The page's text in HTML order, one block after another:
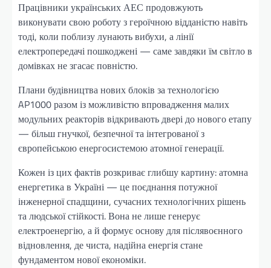
Працівники українських АЕС продовжують
виконувати свою роботу з героїчною відданістю навіть
тоді, коли поблизу лунають вибухи, а лінії
електропередачі пошкоджені — саме завдяки їм світло в
домівках не згасає повністю.
Плани будівництва нових блоків за технологією
AP1000 разом із можливістю впровадження малих
модульних реакторів відкривають двері до нового етапу
— більш гнучкої, безпечної та інтегрованої з
європейською енергосистемою атомної генерації.
Кожен із цих фактів розкриває глибшу картину: атомна
енергетика в Україні — це поєднання потужної
інженерної спадщини, сучасних технологічних рішень
та людської стійкості. Вона не лише генерує
електроенергію, а й формує основу для післявоєнного
відновлення, де чиста, надійна енергія стане
фундаментом нової економіки.